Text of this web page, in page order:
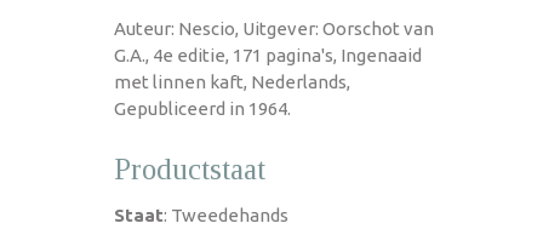
Auteur: Nescio, Uitgever: Oorschot van
G.A., 4e editie, 171 pagina's, Ingenaaid
met linnen kaft, Nederlands,
Gepubliceerd in 1964.
Productstaat
Staat: Tweedehands